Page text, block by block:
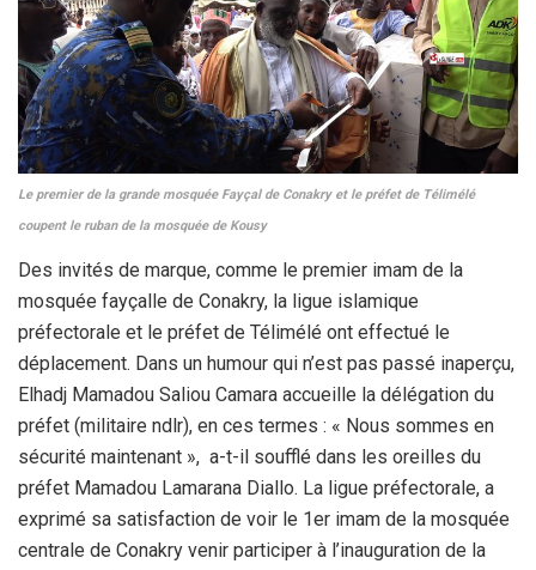
Le premier de la grande mosquée Fayçal de Conakry et le préfet de Télimélé
coupent le ruban de la mosquée de Kousy
Des invités de marque, comme le premier imam de la
mosquée fayçalle de Conakry, la ligue islamique
préfectorale et le préfet de Télimélé ont effectué le
déplacement. Dans un humour qui n’est pas passé inaperçu,
Elhadj Mamadou Saliou Camara accueille la délégation du
préfet (militaire ndlr), en ces termes : « Nous sommes en
sécurité maintenant », a-t-il soufflé dans les oreilles du
préfet Mamadou Lamarana Diallo. La ligue préfectorale, a
exprimé sa satisfaction de voir le 1er imam de la mosquée
centrale de Conakry venir participer à l’inauguration de la